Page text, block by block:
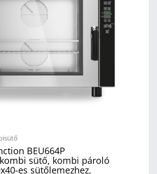
BEU664P
sütő, kombi pároló
es sütőlemezhez,